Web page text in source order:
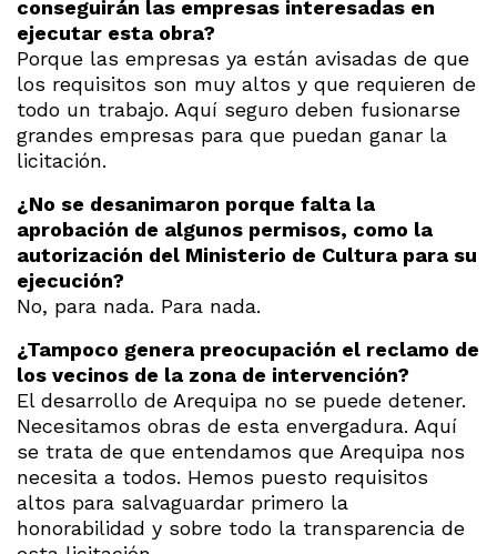
conseguirán las empresas interesadas en
ejecutar esta obra?
Porque las empresas ya están avisadas de que
los requisitos son muy altos y que requieren de
todo un trabajo. Aquí seguro deben fusionarse
grandes empresas para que puedan ganar la
licitación.
¿No se desanimaron porque falta la
aprobación de algunos permisos, como la
autorización del Ministerio de Cultura para su
ejecución?
No, para nada. Para nada.
¿Tampoco genera preocupación el reclamo de
los vecinos de la zona de intervención?
El desarrollo de Arequipa no se puede detener.
Necesitamos obras de esta envergadura. Aquí
se trata de que entendamos que Arequipa nos
necesita a todos. Hemos puesto requisitos
altos para salvaguardar primero la
honorabilidad y sobre todo la transparencia de